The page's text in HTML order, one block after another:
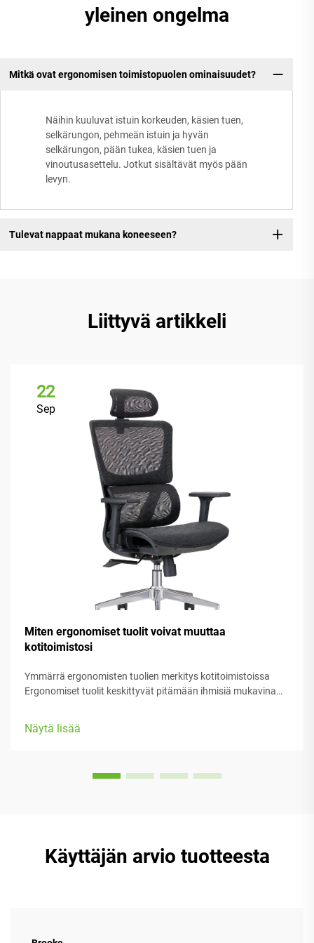
yleinen ongelma
Mitkä ovat ergonomisen toimistopuolen ominaisuudet?
Näihin kuuluvat istuin korkeuden, käsien tuen,
selkärungon, pehmeän istuin ja hyvän
selkärungon, pään tukea, käsien tuen ja
vinoutusasettelu. Jotkut sisältävät myös pään
levyn.
Tulevat nappaat mukana koneeseen?
Liittyvä artikkeli
22
Sep
Miten ergonomiset tuolit voivat muuttaa
kotitoimistosi
Ymmärrä ergonomisten tuolien merkitys kotitoimistoissa
Ergonomiset tuolit keskittyvät pitämään ihmisiä mukavina
malleissa on varustettu...
Näytä lisää
Käyttäjän arvio tuotteesta